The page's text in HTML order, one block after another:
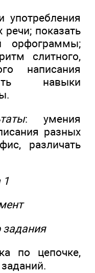
употребления
показать
орфограммы;
слитного,
написания
навыки
: умения
разных
различать
1
по цепочке,